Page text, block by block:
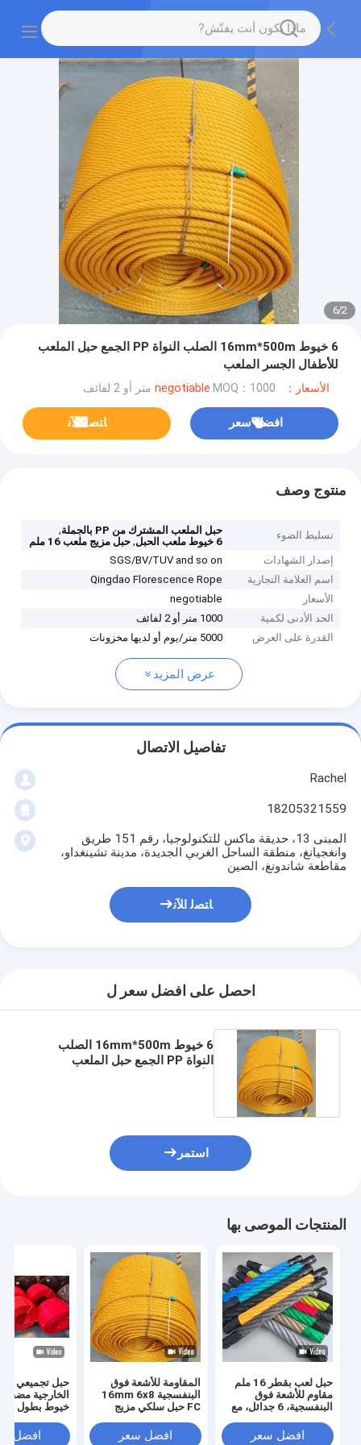
2
/
6
6 خيوط 16mm*500m الصلب النواة PP الجمع حبل الملعب
للأطفال الجسر الملعب
الأسعار：negotiable MOQ：1000 متر أو 2 لفائف
افضل سعر ﺎﺘﺼﻟ ﺍﻶﻧ
منتوج وصف
تسليط الضوء حبل الملعب المشترك من PP بالجملة
,
6 خيوط ملعب الحبل
,حبل مزيج ملعب 16 ملم
إصدار الشهادات
SGS/BV/TUV and so on
اسم العلامة التجارية
Qingdao Florescence Rope
الأسعار
negotiable
الحد الأدنى لكمية
1000 متر أو 2 لفائف
القدرة على العرض
5000 متر/يوم أو لديها مخزونات
عرض المزيد
تفاصيل الاتصال
Rachel
18205321559
المبنى 13، حديقة ماكس للتكنولوجيا، رقم 151 طريق
وانغجيانغ، منطقة الساحل الغربي الجديدة، مدينة تشينغداو،
مقاطعة شاندونغ، الصين
ﺎﺘﺼﻟ ﺍﻶﻧ
احصل على افضل سعر ل
6 خيوط 16mm*500m الصلب
النواة PP الجمع حبل الملعب
استمر
المنتجات الموصى بها
حبل لعب بقطر 16 ملم
مقاوم للأشعة فوق
البنفسجية، 6 جدائل، مع
افضل سعر
المقاومة للأشعة فوق
البنفسجية 16mm 6x8
FC حبل سلكي مزيج
الشبكة ودورة الحبل
افضل سعر
حبل تجميعي
افضل